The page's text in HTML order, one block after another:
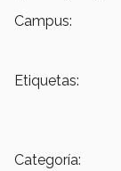
Campus:
Etiquetas:
Categoría: